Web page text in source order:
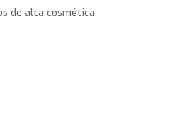
de alta cosmética